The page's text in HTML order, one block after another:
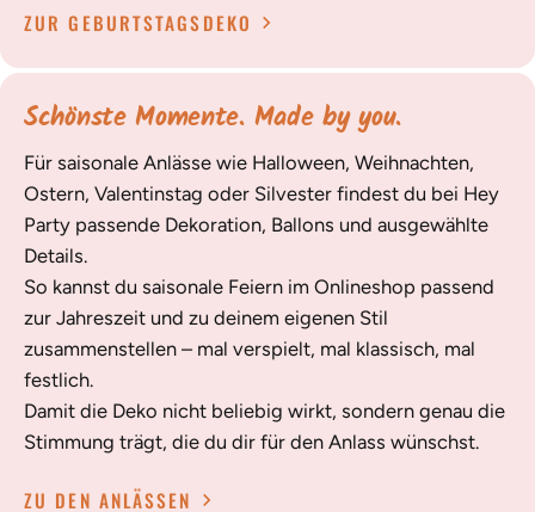
ZUR GEBURTSTAGSDEKO
Schönste Momente. Made by you.
Für saisonale Anlässe wie Halloween, Weihnachten,
Ostern, Valentinstag oder Silvester findest du bei Hey
Party passende Dekoration, Ballons und ausgewählte
Details.
So kannst du saisonale Feiern im Onlineshop passend
zur Jahreszeit und zu deinem eigenen Stil
zusammenstellen – mal verspielt, mal klassisch, mal
festlich.
Damit die Deko nicht beliebig wirkt, sondern genau die
Stimmung trägt, die du dir für den Anlass wünschst.
ZU DEN ANLÄSSEN